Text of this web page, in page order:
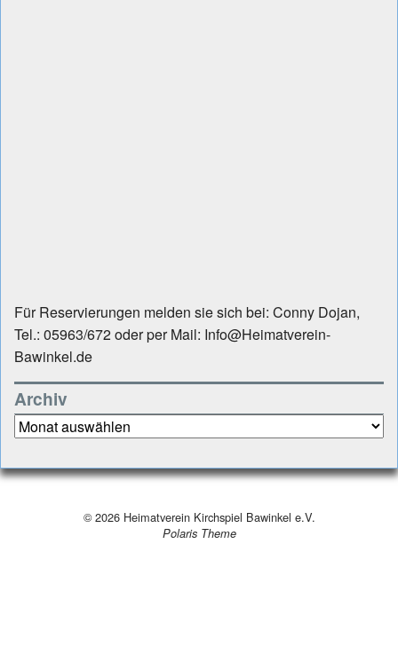
Für Reservierungen melden sie sich bei: Conny Dojan,
Tel.: 05963/672 oder per Mail: Info@Heimatverein-
Bawinkel.de
Archiv
Archiv
© 2026Heimatverein Kirchspiel Bawinkel e.V.
Polaris Theme